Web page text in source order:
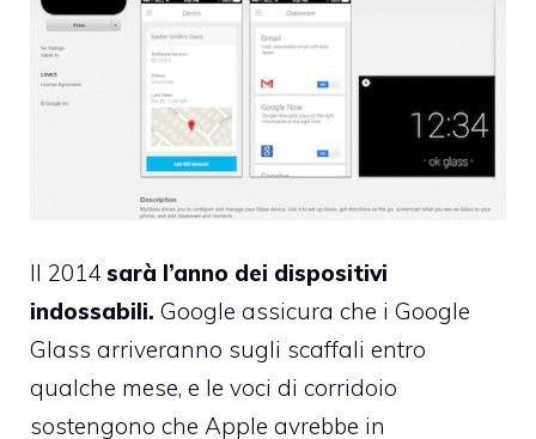
Il 2014 sarà l’anno dei dispositivi
indossabili. Google assicura che i Google
Glass arriveranno sugli scaffali entro
qualche mese, e le voci di corridoio
sostengono che Apple avrebbe in